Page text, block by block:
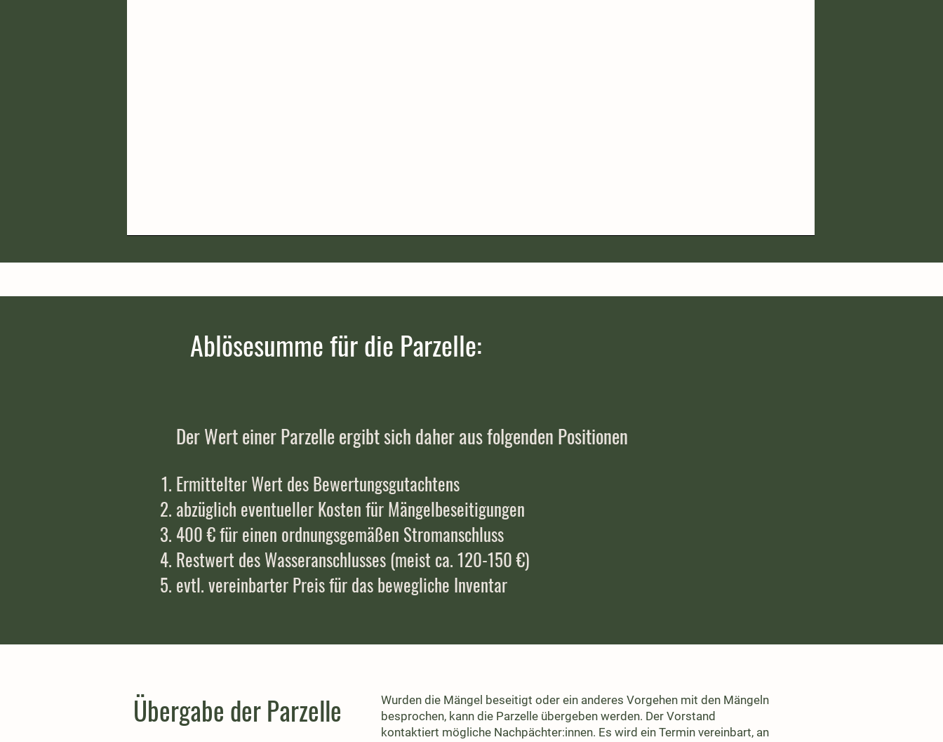
Ablösesumme für die Parzelle:
Der Wert einer Parzelle ergibt sich daher aus folgenden Positionen
Ermittelter Wert des Bewertungsgutachtens
abzüglich eventueller Kosten für Mängelbeseitigungen
400 € für einen ordnungsgemäßen Stromanschluss
Restwert des Wasseranschlusses (meist ca. 120-150 €)
evtl. vereinbarter Preis für das bewegliche Inventar
Übergabe der Parzelle
Wurden die Mängel beseitigt oder ein anderes Vorgehen mit den Mängeln
besprochen, kann die Parzelle übergeben werden. Der Vorstand
kontaktiert mögliche Nachpächter:innen. Es wird ein Termin vereinbart, an